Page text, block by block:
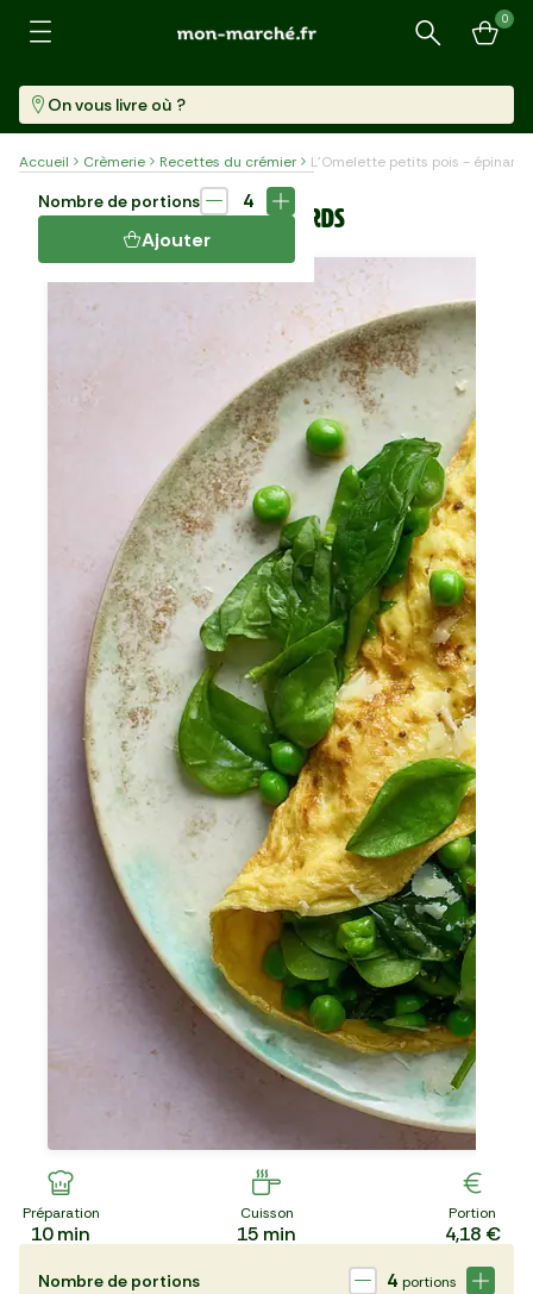
Recherche
0
On vous livre où ?
Accueil Crèmerie Recettes du crémier
L'Omelette petits pois - épinards
L'OMELETTE PETITS POIS - ÉPINARDS
Préparation
10min
Cuisson
15 min
Portion
4,18 €
Nombre de portions
4
Ajouter
Nombre de portions 4 portions